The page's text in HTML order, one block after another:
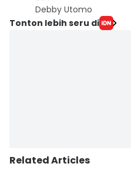
Debby Utomo
Tonton lebih seru di
Related Articles